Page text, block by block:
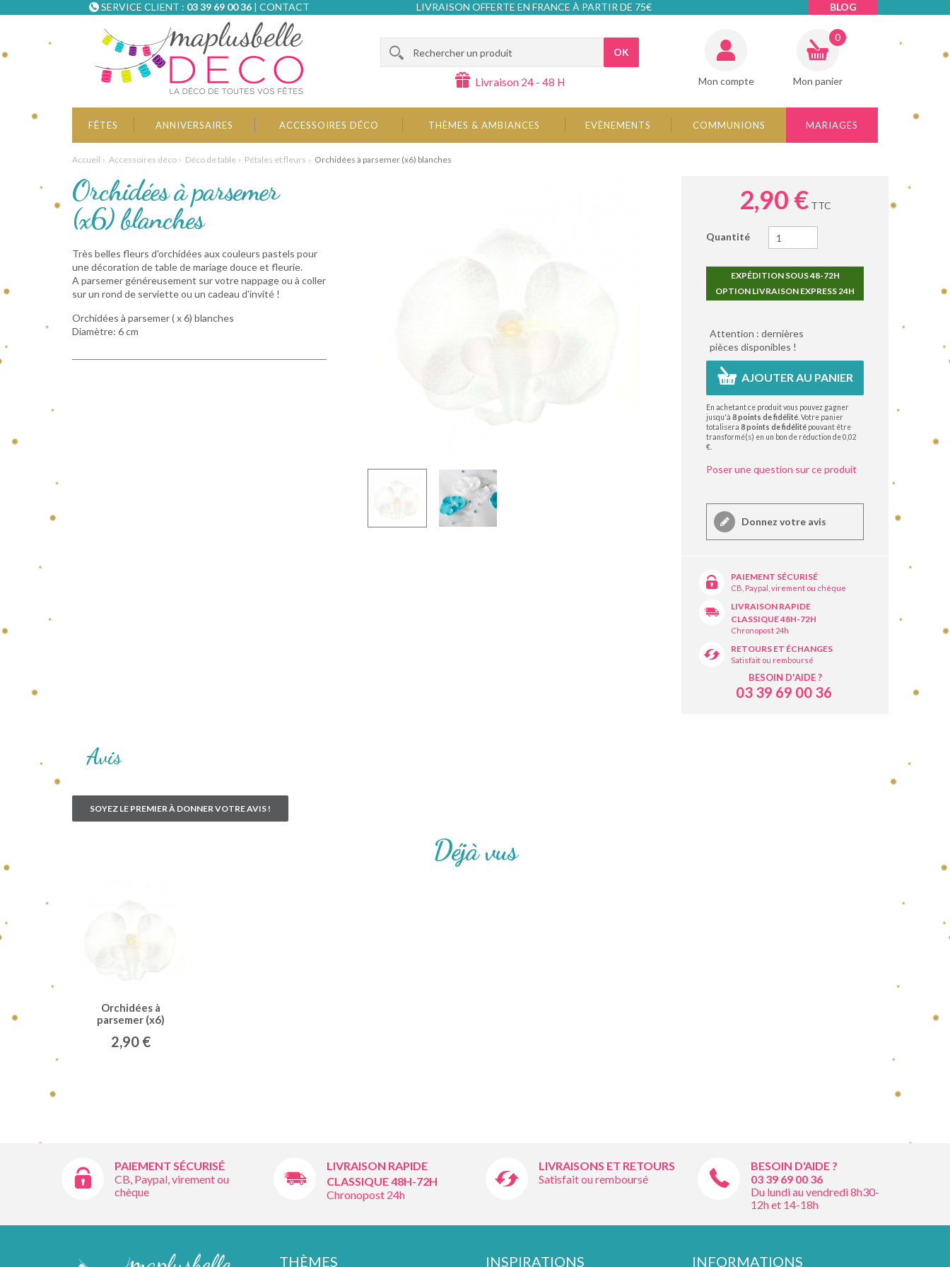
SERVICE CLIENT : 03 39 69 00 36| CONTACT LIVRAISON OFFERTE EN FRANCE À PARTIR DE 75€ BLOG
OK
Livraison 24 - 48 H Mon compte Mon panier
0
FÊTES ANNIVERSAIRES ACCESSOIRES DÉCO THÈMES & AMBIANCES EVÈNEMENTS COMMUNIONS MARIAGES
Accueil Accessoires déco Déco de table Pétales et fleurs Orchidées à parsemer (x6) blanches
Orchidées à parsemer
(x6) blanches
Très belles fleurs d'orchidées aux couleurs pastels pour
une décoration de table de mariage douce et fleurie.
A parsemer généreusement sur votre nappage ou à coller
sur un rond de serviette ou un cadeau d'invité !
Orchidées à parsemer ( x 6) blanches
Diamètre: 6 cm
2,90 €TTC
Quantité
EXPÉDITION SOUS 48-72H
OPTION LIVRAISON EXPRESS 24H
Attention : dernières
pièces disponibles !
AJOUTER AU PANIER
En achetant ce produit vous pouvez gagner
jusqu'à8points de fidélité . Votre panier
totalisera8points de fidélité pouvant être
transformé(s) en un bon de réduction de0,02
€
Poser une question sur ce produit
Donnez votre avis
PAIEMENT SÉCURISÉ
CB, Paypal, virement ou chèque
LIVRAISON RAPIDE
CLASSIQUE 48H-72H
Chronopost 24h
RETOURS ET ÉCHANGES
Satisfait ou remboursé
BESOIN D'AIDE ?
03 39 69 00 36
Avis
SOYEZ LE PREMIER À DONNER VOTRE AVIS !
Déjà vus
Orchidées à
parsemer (x6)
2,90 €
PAIEMENT SÉCURISÉ
CB, Paypal, virement ou
chèque
LIVRAISON RAPIDE
CLASSIQUE 48H-72H
Chronopost 24h
LIVRAISONS ET RETOURS
Satisfait ou remboursé
BESOIN D'AIDE ?
03 39 69 00 36
Du lundi au vendredi 8h30-
12h et 14-18h
THÈMES INSPIRATIONS INFORMATIONS